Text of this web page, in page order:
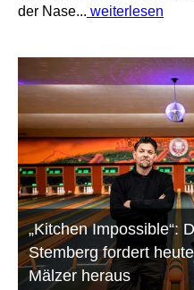
der Nase... weiterlesen
„Kitchen Impossible“:
Stemberg fordert
Mälzer heraus